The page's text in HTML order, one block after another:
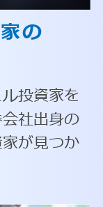
の
投資家を
社出身の
が見つか